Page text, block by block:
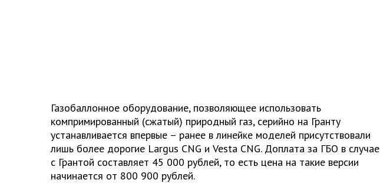
Газобаллонное оборудование, позволяющее использовать
компримированный (сжатый) природный газ, серийно на Гранту
устанавливается впервые – ранее в линейке моделей присутствовали
лишь более дорогие Largus CNG и Vesta CNG. Доплата за ГБО в случае
с Грантой составляет 45 000 рублей, то есть цена на такие версии
начинается от 800 900 рублей.